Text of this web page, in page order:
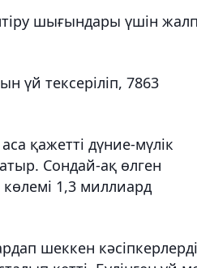
шығындары үшін
үй тексеріліп, 7863
қажетті дүние-мүлік
Сондай-ақ өлген
1,3 миллиард
шеккен